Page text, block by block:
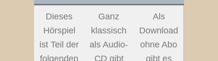
Dieses
Hörspiel
ist Teil der
folgenden
Ganz
klassisch
als Audio-
CD gibt
Als
Download
ohne Abo
gibt es